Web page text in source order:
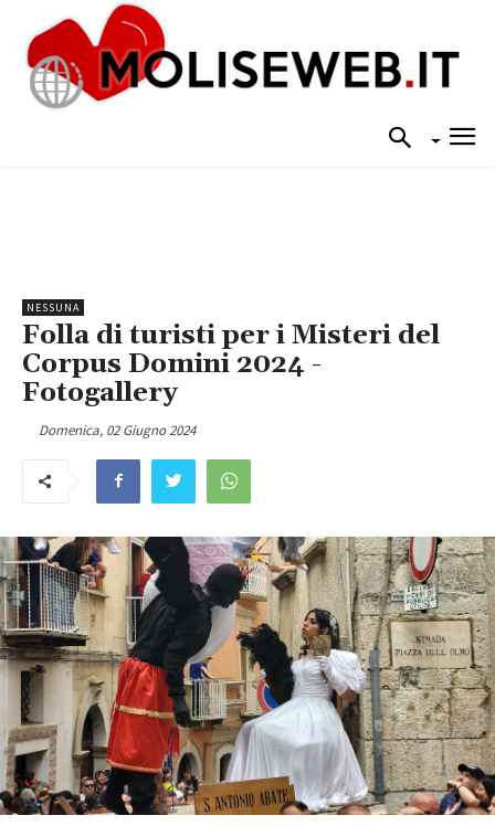
NESSUNA
Folla di turisti per i Misteri del
Corpus Domini 2024 -
Fotogallery
Domenica, 02 Giugno 2024